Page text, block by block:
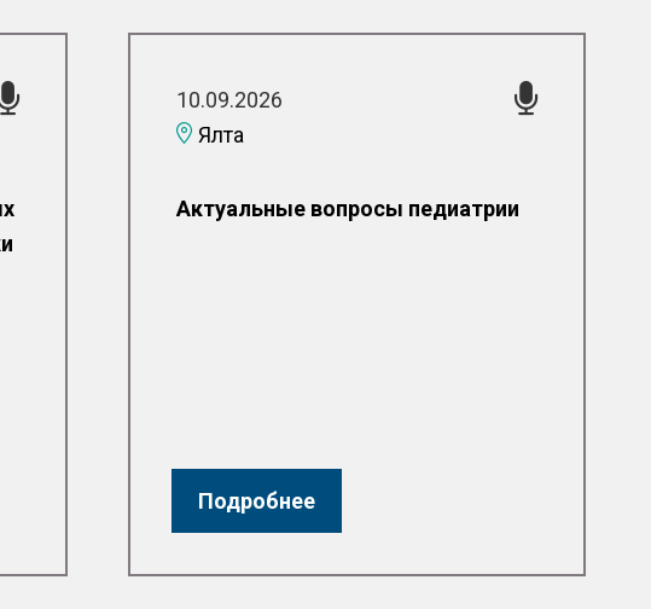
10.09.2026
Ялта
Актуальные вопросы педиатрии
Подробнее